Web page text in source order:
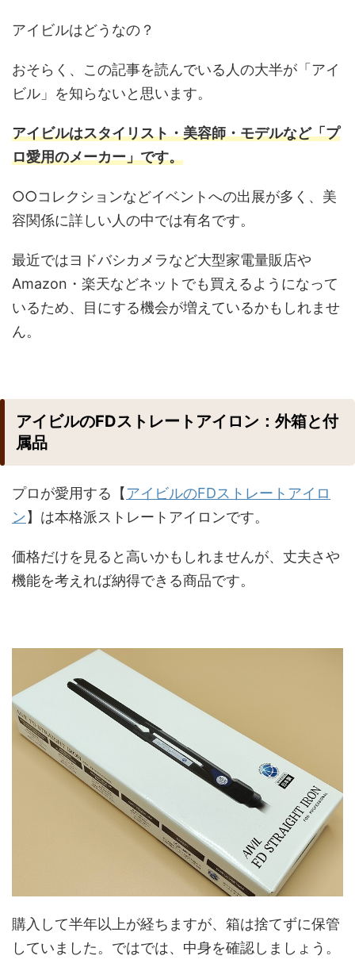
アイビルはどうなの？
おそらく、この記事を読んでいる人の大半が「アイ
ビル」を知らないと思います。
アイビルはスタイリスト・美容師・モデルなど「プ
ロ愛用のメーカー」です。
○○コレクションなどイベントへの出展が多く、美
容関係に詳しい人の中では有名です。
最近ではヨドバシカメラなど大型家電量販店や
Amazon・楽天などネットでも買えるようになって
いるため、目にする機会が増えているかもしれませ
ん。
アイビルのFDストレートアイロン：外箱と付
属品
プロが愛用する【アイビルのFDストレートアイロ
ン】は本格派ストレートアイロンです。
価格だけを見ると高いかもしれませんが、丈夫さや
機能を考えれば納得できる商品です。
購入して半年以上が経ちますが、箱は捨てずに保管
していました。ではでは、中身を確認しましょう。